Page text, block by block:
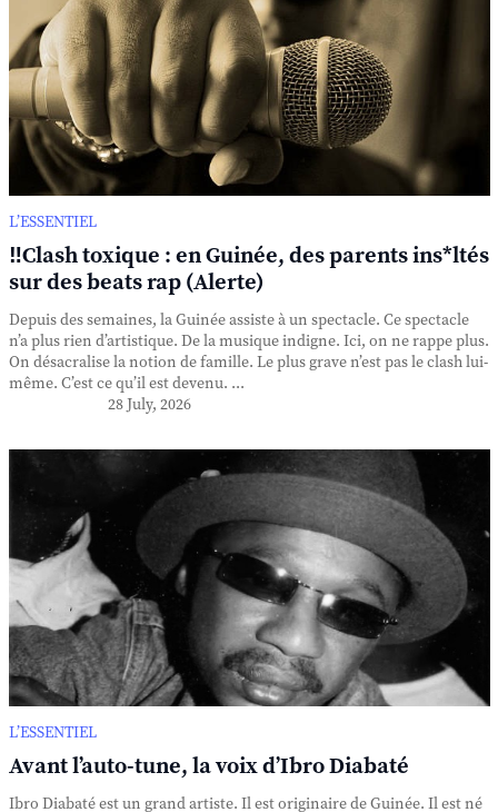
L’ESSENTIEL
‼️Clash toxique : en Guinée, des parents ins*ltés
sur des beats rap (Alerte)
Depuis des semaines, la Guinée assiste à un spectacle. Ce spectacle
n’a plus rien d’artistique. De la musique indigne. Ici, on ne rappe plus.
On désacralise la notion de famille. Le plus grave n’est pas le clash lui-
même. C’est ce qu’il est devenu. ...
28 July, 2026
L’ESSENTIEL
Avant l’auto-tune, la voix d’Ibro Diabaté
Ibro Diabaté est un grand artiste. Il est originaire de Guinée. Il est né